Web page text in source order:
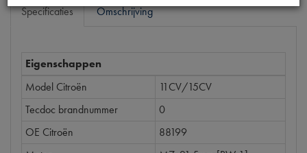
Specificaties Omschrijving
Eigenschappen
Model Citroën
11CV/15CV
Tecdoc brandnummer
0
OE Citroën
88199